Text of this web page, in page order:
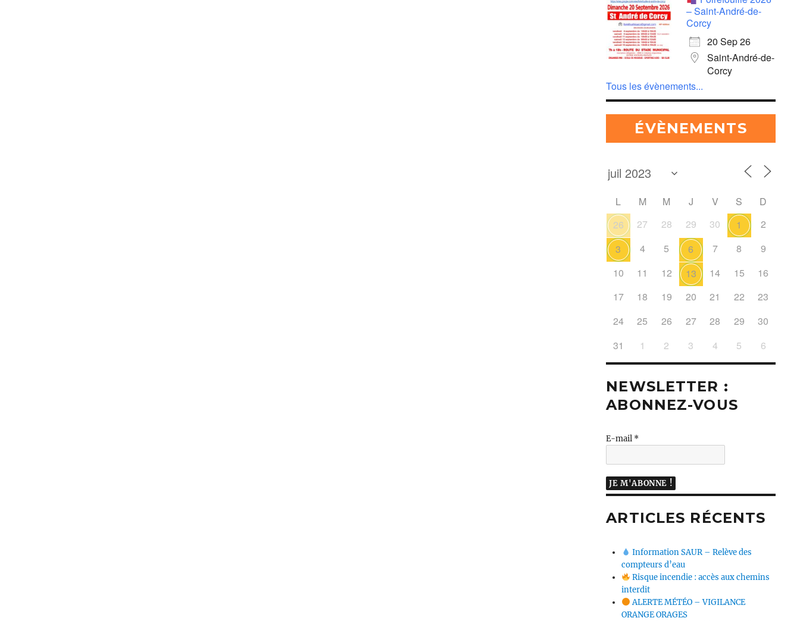
– Saint-André-de-
Corcy
20 Sep 26
Saint-André-de-
Corcy
Tous les évènements...
ÉVÈNEMENTS
L M M J V S
D
26
27 28 29 30 1
2
3
4 5 6 7 8
9
10
11 12 13 14 15
16
17
18 19 20 21 22
23
24
25 26 27 28 29
30
31
1 2 3 4 5 6
NEWSLETTER :
ABONNEZ-VOUS
E-mail *
ARTICLES RÉCENTS
Information SAUR – Relève des
compteurs d’eau
Risque incendie : accès aux chemins
interdit
ALERTE MÉTÉO – VIGILANCE
ORANGE ORAGES